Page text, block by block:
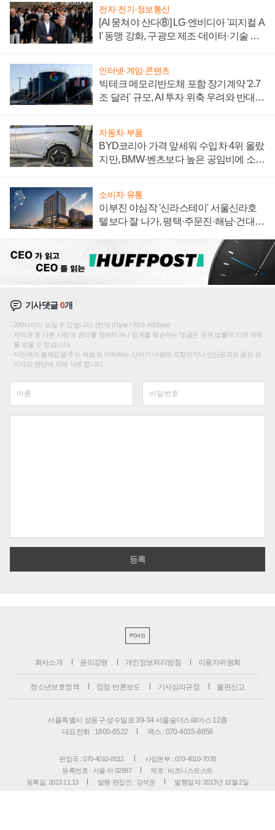
전자·전기·정보통신
[AI 뭉쳐야 산다⑧] LG·엔비디아 '피지컬 A
I' 동맹 강화, 구광모 제조·데이터·기술 결
인터넷·게임·콘텐츠
빅테크 메모리반도체 포함 장기계약 '2.7
조 달러' 규모, AI 투자 위축 우려와 반대
자동차·부품
BYD코리아 가격 앞세워 수입차 4위 올랐
지만, BMW·벤츠보다 높은 공임비에 소비
소비자·유통
이부진 야심작 '신라스테이' 서울신라호
텔보다 잘 나가, 평택·주문진·해남·건대로
기사댓글0개
200자까지 쓰실 수 있습니다. (현재 0 byte / 최대 400byte)
저작권 등 다른 사람의 권리를 침해하거나 명예를 훼손하는 댓글은 관련 법률에 의해 제재
를 받을 수 있습니다.
타인에게 불쾌감을 주는 욕설 등 비하하는 단어가 내용에 포함되거나 인신공격성 글은 관
리자의 판단에 의해 삭제 합니다.
PC버전
회사소개 윤리강령 개인정보처리방침 이용자위원회
청소년보호정책 정정·반론보도 기사심의규정 불편신고
서울특별시 성동구 성수일로 39-34 서울숲더스페이스 12층
대표전화 : 1800-6522
팩스 : 070-4015-8658
편집국 : 070-4010-8512
사업본부 : 070-4010-7078
등록번호 : 서울 아 02897
제호 : 비즈니스포스트
등록일: 2013.11.13
발행·편집인 : 강석운
발행일자: 2013년 12월 2일